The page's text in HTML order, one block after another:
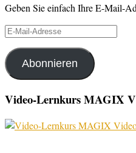
Geben Sie einfach Ihre E-Mail-
E-
Mail-
Adresse
Abonnieren
Video-Lernkurs MAGIX